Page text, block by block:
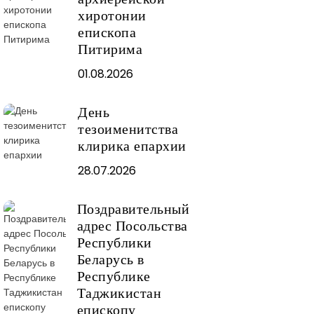
хиротонии
епископа
Питирима
01.08.2026
День
тезоименитства
клирика епархии
28.07.2026
Поздравительный
адрес Посольства
Республики
Беларусь в
Республике
Таджикистан
епископу